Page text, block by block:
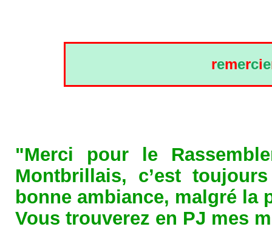
remercie
"Merci pour le
Montbrillais, c’est
bonne ambiance, malgré la
Vous trouverez en PJ mes